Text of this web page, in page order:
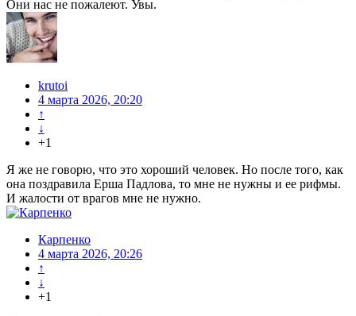
Они нас не пожалеют. Увы.
krutoi
4 марта 2026, 20:20
↑
↓
+1
Я же не говорю, что это хороший человек. Но после того, как
она поздравила Ерша Падлова, то мне не нужны и ее рифмы.
И жалости от врагов мне не нужно.
Карпенко
4 марта 2026, 20:26
↑
↓
+1